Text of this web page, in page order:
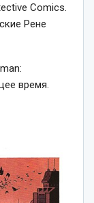
Comics.
Рене
время.